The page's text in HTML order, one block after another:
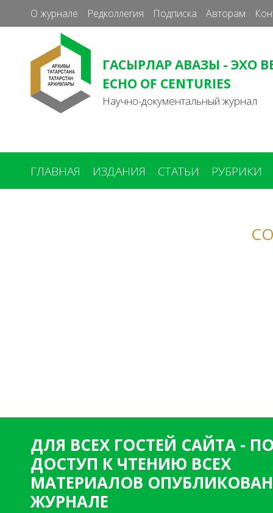
О журнале Редколлегия Подписка Авторам
ГАСЫРЛАР АВАЗЫ - ЭХО
ECHO OF CENTURIES
Научно-документальный журнал
ГЛАВНАЯ ИЗДАНИЯ СТАТЬИ РУБРИКИ
ДЛЯ ВСЕХ ГОСТЕЙ САЙТА -
ДОСТУП К ЧТЕНИЮ ВСЕХ
МАТЕРИАЛОВ
ЖУРНАЛЕ